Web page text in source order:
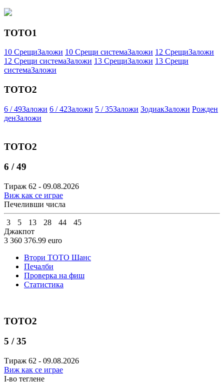
ТОТО1
10 СрещиЗаложи 10 Срещи системаЗаложи 12 СрещиЗаложи
12 Срещи системаЗаложи 13 СрещиЗаложи 13 Срещи
системаЗаложи
ТОТО2
6 / 49Заложи 6 / 42Заложи 5 / 35Заложи ЗодиакЗаложи Рожден
денЗаложи
ТОТО2
6 / 49
Тираж 62 - 09.08.2026
Виж как се играе
Печеливши числа
3 5 13 28 44
45
Джакпот
3 360 376.99 euro
Втори ТОТО Шанс
Печалби
Проверка на фиш
Статистика
ТОТО2
5 / 35
Тираж 62 - 09.08.2026
Виж как се играе
I-во теглене